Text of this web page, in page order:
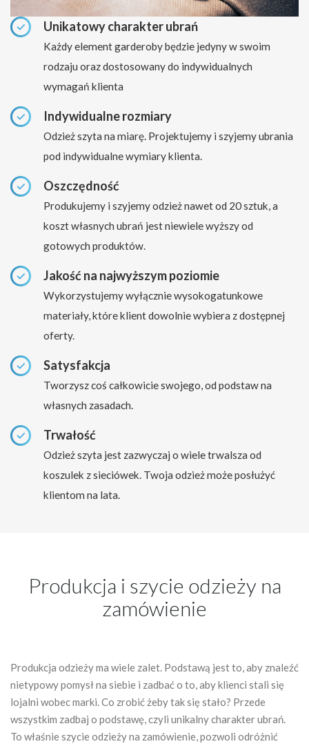
Unikatowy charakter ubrań
Każdy element garderoby będzie jedyny w swoim
rodzaju oraz dostosowany do indywidualnych
wymagań klienta
Indywidualne rozmiary
Odzież szyta na miarę. Projektujemy i szyjemy ubrania
pod indywidualne wymiary klienta.
Oszczędność
Produkujemy i szyjemy odzież nawet od 20 sztuk, a
koszt własnych ubrań jest niewiele wyższy od
gotowych produktów.
Jakość na najwyższym poziomie
Wykorzystujemy wyłącznie wysokogatunkowe
materiały, które klient dowolnie wybiera z dostępnej
oferty.
Satysfakcja
Tworzysz coś całkowicie swojego, od podstaw na
własnych zasadach.
Trwałość
Odzież szyta jest zazwyczaj o wiele trwalsza od
koszulek z sieciówek. Twoja odzież może posłużyć
klientom na lata.
Produkcja i szycie odzieży na
zamówienie
Produkcja odzieży ma wiele zalet. Podstawą jest to, aby znaleźć
nietypowy pomysł na siebie i zadbać o to, aby klienci stali się
lojalni wobec marki. Co zrobić żeby tak się stało? Przede
wszystkim zadbaj o podstawę, czyli unikalny charakter ubrań.
To właśnie szycie odzieży na zamówienie, pozwoli odróżnić